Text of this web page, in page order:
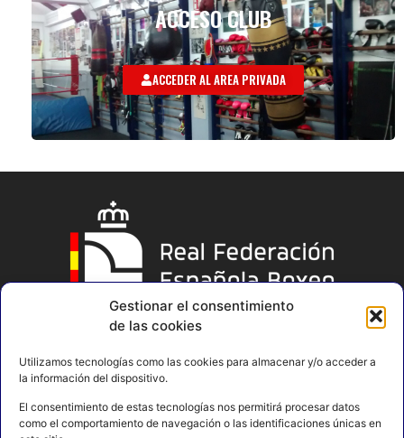
Gestionar el consentimiento
de las cookies
Utilizamos tecnologías como las cookies para almacenar y/o acceder a
la información del dispositivo.
El consentimiento de estas tecnologías nos permitirá procesar datos
como el comportamiento de navegación o las identificaciones únicas en
ACCESO CLUB
ACCEDER AL AREA PRIVADA